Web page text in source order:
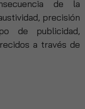
de la
precisión
de publicidad,
a través de
visita. Si
rechaza estas
algunas
funcionalidades